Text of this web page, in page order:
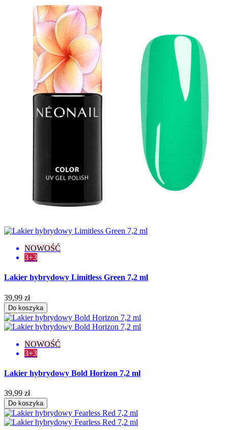
NOWOŚĆ
3+3
Lakier hybrydowy Limitless Green 7,2 ml
39,99 zł
Do koszyka
NOWOŚĆ
3+3
Lakier hybrydowy Bold Horizon 7,2 ml
39,99 zł
Do koszyka